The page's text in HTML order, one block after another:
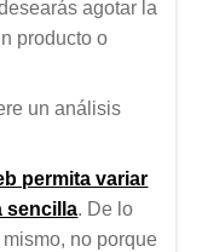
agotar la
producto o
un análisis
permita variar
sencilla. De lo
no porque